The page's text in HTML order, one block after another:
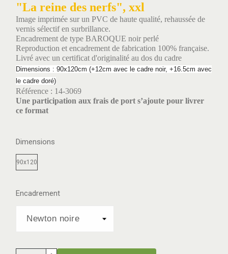
"La reine des nerfs", xxl
Image imprimée sur un PVC de haute qualité, rehaussée de
vernis sélectif en surbrillance.
Encadrement de type BAROQUE noir perlé
Reproduction et encadrement de fabrication 100% française.
Livré avec un certificat d'originalité au dos du cadre
Dimensions : 90x120cm (+12cm avec le cadre noir, +16.5cm avec
le cadre doré)
Référence : 14-3069
Une participation aux frais de port s’ajoute pour livrer
ce format
Dimensions
90x120
Encadrement